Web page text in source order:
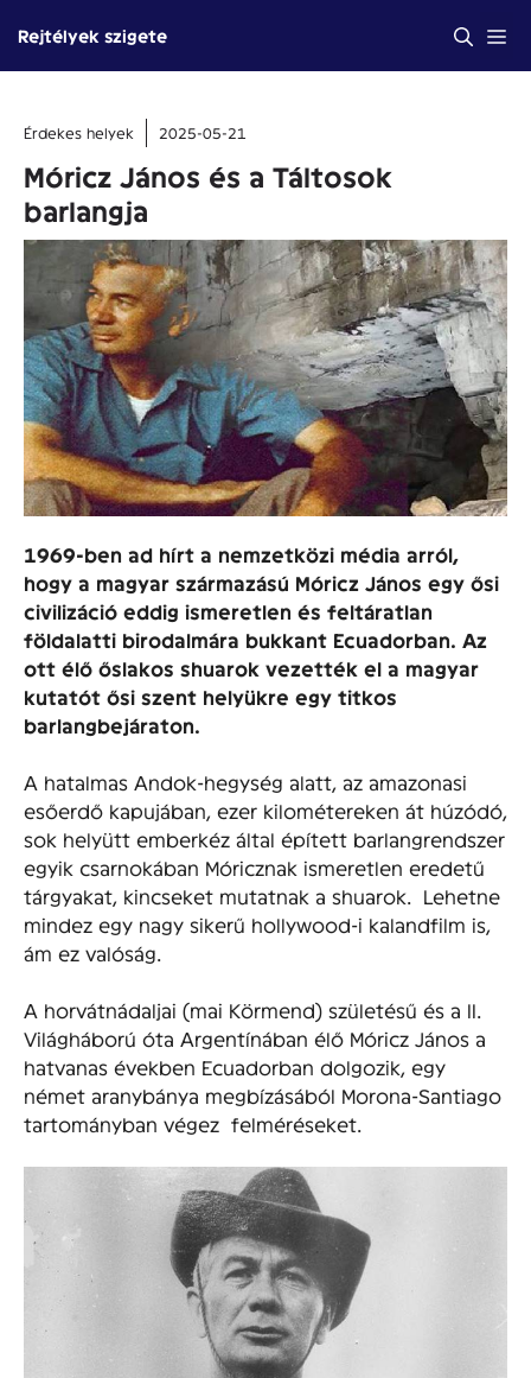
tartalomba
Rejtélyek szigete
Érdekes helyek 2025-05-21
Móricz János és a Táltosok
barlangja
1969-ben ad hírt a nemzetközi média arról,
hogy a magyar származású Móricz János egy ősi
civilizáció eddig ismeretlen és feltáratlan
földalatti birodalmára bukkant Ecuadorban. Az
ott élő őslakos shuarok vezették el a magyar
kutatót ősi szent helyükre egy titkos
barlangbejáraton.
A hatalmas Andok-hegység alatt, az amazonasi
esőerdő kapujában, ezer kilométereken át húzódó,
sok helyütt emberkéz által épített barlangrendszer
egyik csarnokában Móricznak ismeretlen eredetű
tárgyakat, kincseket mutatnak a shuarok. Lehetne
mindez egy nagy sikerű hollywood-i kalandfilm is,
ám ez valóság.
A horvátnádaljai (mai Körmend) születésű és a II.
Világháború óta Argentínában élő Móricz János a
hatvanas években Ecuadorban dolgozik, egy
német aranybánya megbízásából Morona-Santiago
tartományban végez felméréseket.